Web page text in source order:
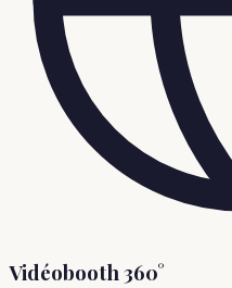
Vidéobooth 360°